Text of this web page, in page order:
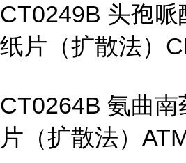
CT0249B 头孢哌
纸片（扩散法）
CT0264B 氨曲南
片（扩散法）